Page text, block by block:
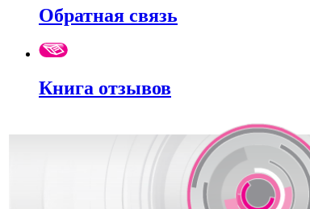
Обратная связь
Книга отзывов